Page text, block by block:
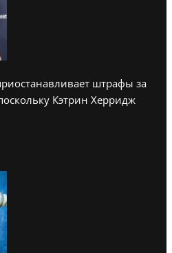
штрафы за
Кэтрин Херридж